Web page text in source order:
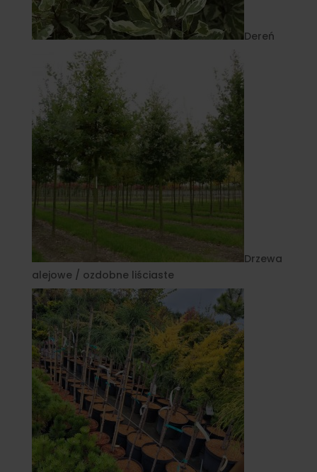
Dereń
Drzewa
alejowe / ozdobne liściaste